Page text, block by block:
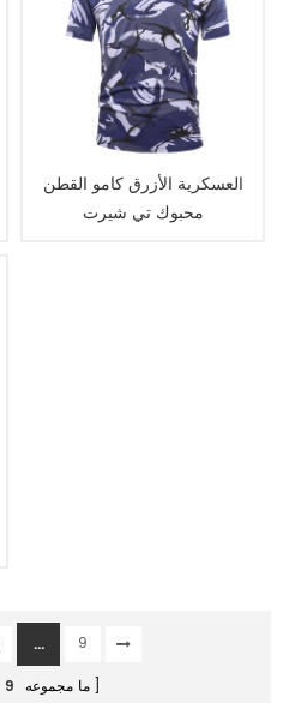
العسكرية الأزرق كامو القطن
محبوك تي شيرت
...
9
ما مجموعه 9